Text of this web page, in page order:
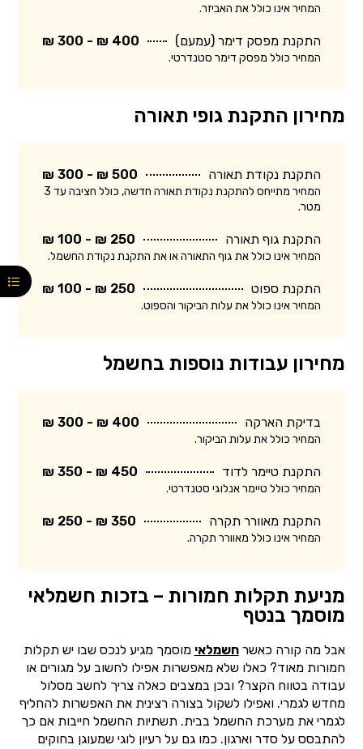
המחיר אינו כולל את האביזר.
התקנת מפסק דימר (עמעם) 400 ₪ - 300 ₪
המחיר כולל מפסק דימר סטנדרטי.
מחירון התקנת גופי תאורה
התקנת נקודת תאורה 500 ₪ - 300 ₪
המחיר מתייחס להתקנת נקודת תאורה חדשה, כולל חציבה עד 3
מטר.
התקנת גוף תאורה 250 ₪ - 100 ₪
המחיר אינו כולל את גוף התאורה או את התקנת נקודת החשמל.
התקנת ספוט 250 ₪ - 100 ₪
המחיר אינו כולל את עלות הביקור והספוט.
מחירון עבודות נוספות בחשמל
בדיקת הארקה 400 ₪ - 300 ₪
המחיר כולל את עלות הביקור.
התקנת טיימר לדוד 450 ₪ - 350 ₪
המחיר כולל טיימר אנלוגי סטנדרטי.
התקנת מאוורר תקרה 350 ₪ - 250 ₪
המחיר אינו כולל מאוורר תקרה.
מניעת תקלות חמורות – בזכות חשמלאי
מוסמך בנטף
אבל מה קורה כאשרחשמלאי מוסמך מגיע לנכס שבו יש תקלות
חמורות מאוד? כאלו שלא מאפשרות אפילו לחשוב על מגורים או
עבודה בטווח הקצר? ובכן במצבים כאלה צריך לחשב מסלול
מחדש לגמרי. ואפילו לשקול בצורה רצינית את האפשרות להחליף
לגמרי את מערכת החשמל בבית. תשתיות החשמל חייבות אם כך
להתבסס על סדר וארגון. כמו גם על רעיון לוגי שמעוגן בחוקים